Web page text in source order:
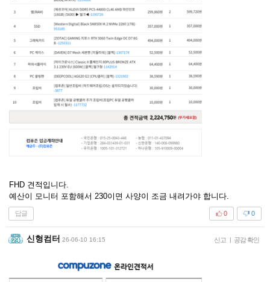
FHD 견적입니다.
예산이 모니터 포함해서 230이면 사양이 조금 내려가야 합니다.
답글 0
0
신형컴터 26-06-10 16:15 신고 | 공감 확인